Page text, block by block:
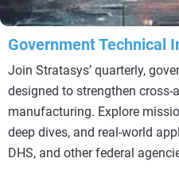
Government Technical
Join Stratasys’ quarterly,
designed to strengthen
manufacturing. Explore
deep dives, and real‑world
DHS, and other federal